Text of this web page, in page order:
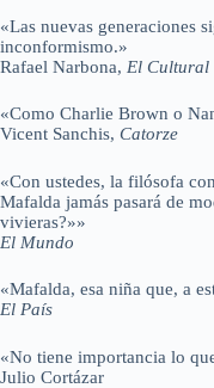
«Las nuevas generaciones
inconformismo.»
Rafael Narbona, El Cultural
«Como Charlie Brown o
Vicent Sanchis, Catorze
«Con ustedes, la filósofa
Mafalda jamás pasará de
vivieras?»»
El Mundo
«Mafalda, esa niña que, a
El País
«No tiene importancia lo
Julio Cortázar